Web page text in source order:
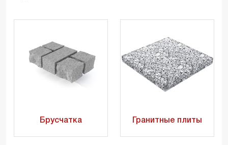
Брусчатка Гранитные плиты